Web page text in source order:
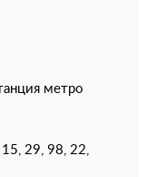
метро
29, 98, 22,